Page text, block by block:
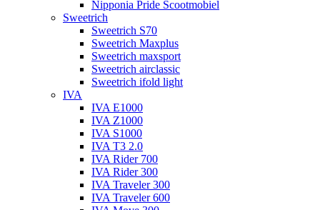
Nipponia Pride Scootmobiel
Sweetrich
Sweetrich S70
Sweetrich Maxplus
Sweetrich maxsport
Sweetrich airclassic
Sweetrich ifold light
IVA
IVA E1000
IVA Z1000
IVA S1000
IVA T3 2.0
IVA Rider 700
IVA Rider 300
IVA Traveler 300
IVA Traveler 600